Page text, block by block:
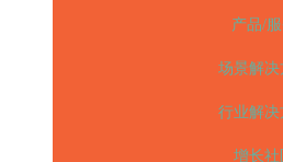
产品/
场景解决
行业解决
增长社